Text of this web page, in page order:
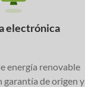
electrónica
energía renovable
garantía de origen y